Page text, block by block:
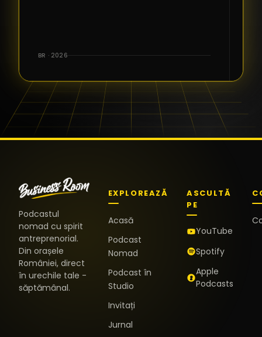
BR · 2026
Podcastul
nomad cu spirit
antreprenorial.
Din orașele
României, direct
în urechile tale -
săptămânal.
EXPLOREAZĂ
Acasă
Podcast
Nomad
Podcast în
Studio
Invitați
Jurnal
ASCULTĂ
PE
YouTube
Spotify
Apple
Podcasts